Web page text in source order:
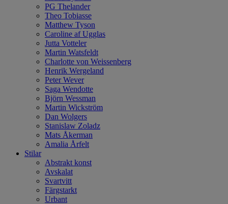
PG Thelander
Theo Tobiasse
Matthew Tyson
Caroline af Ugglas
Jutta Votteler
Martin Watsfeldt
Charlotte von Weissenberg
Henrik Wergeland
Peter Wever
Saga Wendotte
Björn Wessman
Martin Wickström
Dan Wolgers
Stanislaw Zoladz
Mats Åkerman
Amalia Årfelt
Stilar
Abstrakt konst
Avskalat
Svartvitt
Färgstarkt
Urbant